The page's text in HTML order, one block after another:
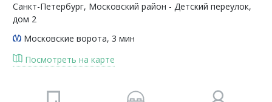
Санкт-Петербург, Московский район - Детский переулок,
дом 2
Московские ворота, 3 мин
Посмотреть на карте